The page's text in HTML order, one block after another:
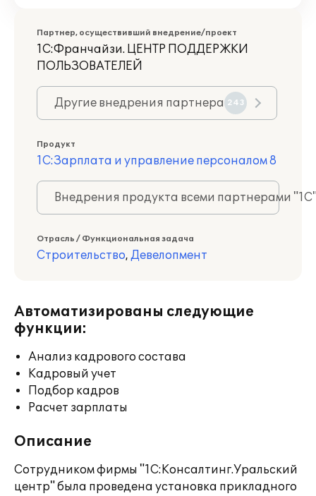
Партнер, осуществивший внедрение/проект
1С:Франчайзи. ЦЕНТР ПОДДЕРЖКИ
ПОЛЬЗОВАТЕЛЕЙ
Другие внедрения партнера 243
Продукт
1С:Зарплата и управление персоналом 8
Внедрения продукта всеми партнерами
Отрасль / Функциональная задача
Строительство, Девелопмент
Автоматизированы следующие
функции:
Анализ кадрового состава
Кадровый учет
Подбор кадров
Расчет зарплаты
Описание
Сотрудником фирмы "1С:Консалтинг.Уральский
центр" была проведена установка прикладного